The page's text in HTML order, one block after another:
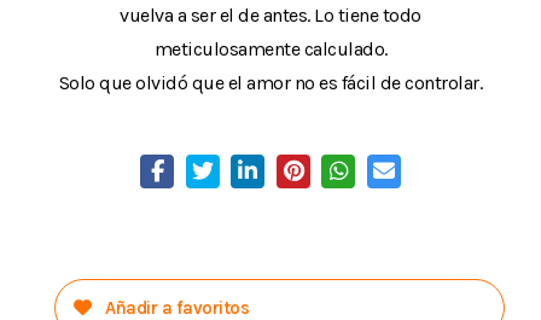
vuelva a ser el de antes. Lo tiene todo
meticulosamente calculado.
Solo que olvidó que el amor no es fácil de controlar.
Añadir a favoritos